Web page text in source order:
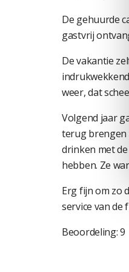
De gehuurde
gastvrij
De vakantie
weer, dat
Volgend jaar
terug brengen
drinken met
hebben. Ze
Erg fijn om zo
service van de
Beoordeling: 9